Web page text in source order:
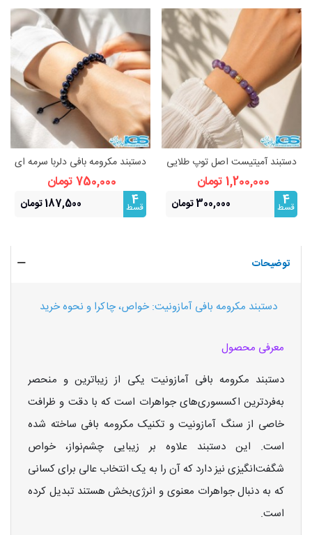
دستبند آمیتیست اصل توپ طلایی
استیل (رنگ ثابت)
1,200,000 تومان
4
قسط 300,000 تومان
دستبند مکرومه بافی دلربا سرمه ای
اصل | درخشش ستارگان و انرژی
750,000 تومان
4
قسط 187,500 تومان
توضیحات
دستبند مکرومه بافی آمازونیت: خواص، چاکرا و نحوه خرید
معرفی محصول
دستبند مکرومه بافی آمازونیت یکی از زیباترین و منحصر
به‌فردترین اکسسوری‌های جواهرات است که با دقت و ظرافت
خاصی از سنگ آمازونیت و تکنیک مکرومه بافی ساخته شده
است. این دستبند علاوه بر زیبایی چشم‌نواز، خواص
شگفت‌انگیزی نیز دارد که آن را به یک انتخاب عالی برای کسانی
که به دنبال جواهرات معنوی و انرژی‌بخش هستند تبدیل کرده
است.